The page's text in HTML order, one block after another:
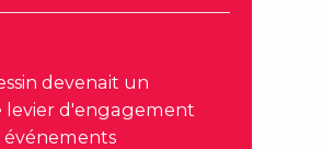
devenait un
levier d'engagement
événements